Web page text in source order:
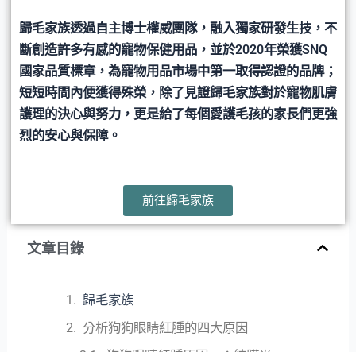
歸毛家族透過自主博士權威團隊，融入獨家研發生技，不
斷創造許多有感的寵物保健用品，並於2020年榮獲SNQ
國家品質標章，為寵物用品市場中第一取得認證的品牌；
短短時間內便獲得殊榮，除了見證歸毛家族對於寵物肌膚
護理的決心與努力，更是給了每個愛護毛孩的家長們更強
烈的安心與保障。
前往歸毛家族
文章目錄
歸毛家族
分析狗狗眼睛紅腫的四大原因